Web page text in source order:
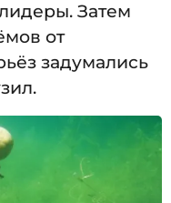
Затем
от
задумались